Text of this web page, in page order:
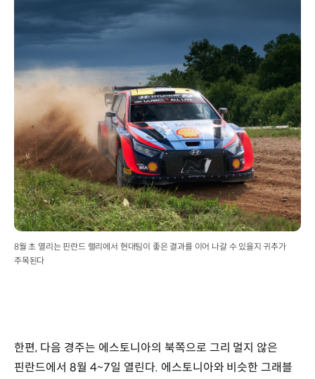
8월 초 열리는 핀란드 랠리에서 현대팀이 좋은 결과를 이어 나갈 수 있을지 귀추가
주목된다
한편, 다음 경주는 에스토니아의 북쪽으로 그리 멀지 않은
핀란드에서 8월 4~7일 열린다. 에스토니아와 비슷한 그래블